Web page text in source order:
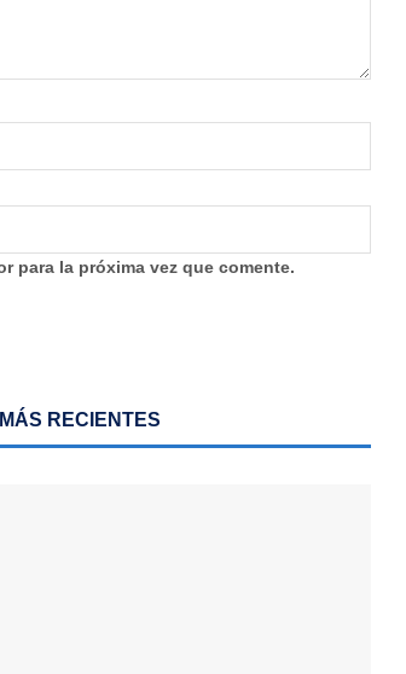
para la próxima vez que comente.
RECIENTES